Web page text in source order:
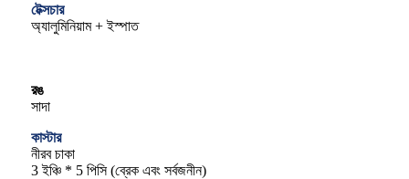
টেক্সচার
অ্যালুমিনিয়াম + ইস্পাত
রঙ
সাদা
কাস্টার
নীরব চাকা
3 ইঞ্চি * 5 পিসি (ব্রেক এবং সর্বজনীন)